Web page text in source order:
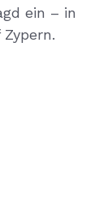
ein – in